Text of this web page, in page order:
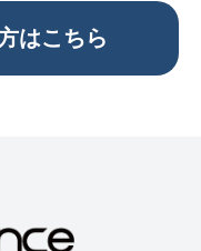
はこちら